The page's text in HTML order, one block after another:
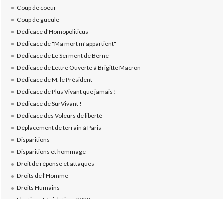
Coup de coeur
Coup de gueule
Dédicace d'Homopoliticus
Dédicace de "Ma mort m'appartient"
Dédicace de Le Serment de Berne
Dédicace de Lettre Ouverte à Brigitte Macron
Dédicace de M. le Président
Dédicace de Plus Vivant que jamais !
Dédicace de SurVivant !
Dédicace des Voleurs de liberté
Déplacement de terrain à Paris
Disparitions
Disparitions et hommage
Droit de réponse et attaques
Droits de l'Homme
Droits Humains